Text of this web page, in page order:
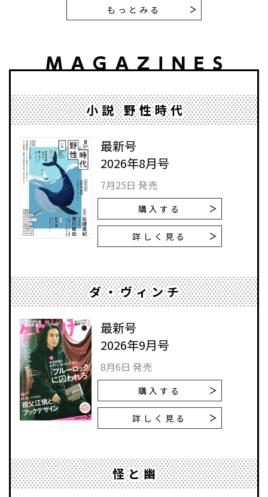
もっとみる
小説 野性時代
最新号
2026年8月号
7月25日 発売
購入する
詳しく見る
ダ・ヴィンチ
最新号
2026年9月号
8月6日 発売
購入する
詳しく見る
怪と幽